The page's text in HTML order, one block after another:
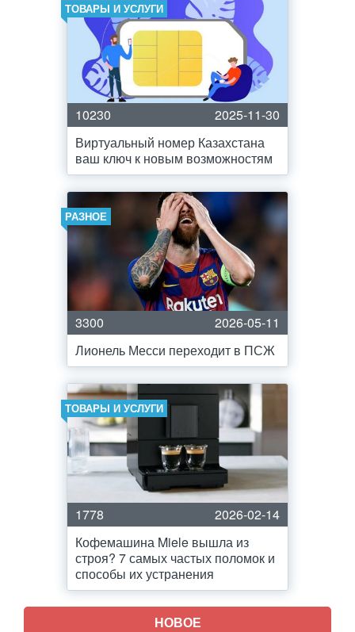
ТОВАРЫ И УСЛУГИ
10230
2025-11-30
Виртуальный номер Казахстана
ваш ключ к новым возможностям
РАЗНОЕ
3300
2026-05-11
Лионель Месси переходит в ПСЖ
ТОВАРЫ И УСЛУГИ
1778
2026-02-14
Кофемашина Miele вышла из
строя? 7 самых частых поломок и
способы их устранения
НОВОЕ